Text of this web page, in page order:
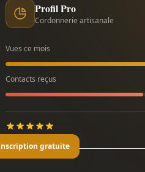
Profil Pro
Cordonnerie artisanale
Vues ce mois
Contacts reçus
gratuite